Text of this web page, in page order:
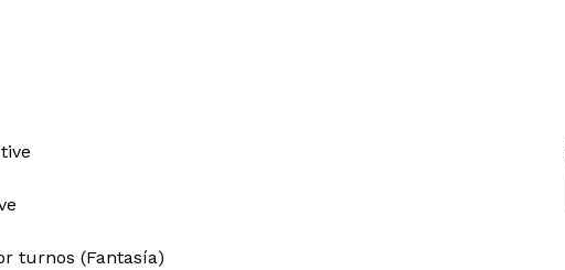
turnos (Fantasía)